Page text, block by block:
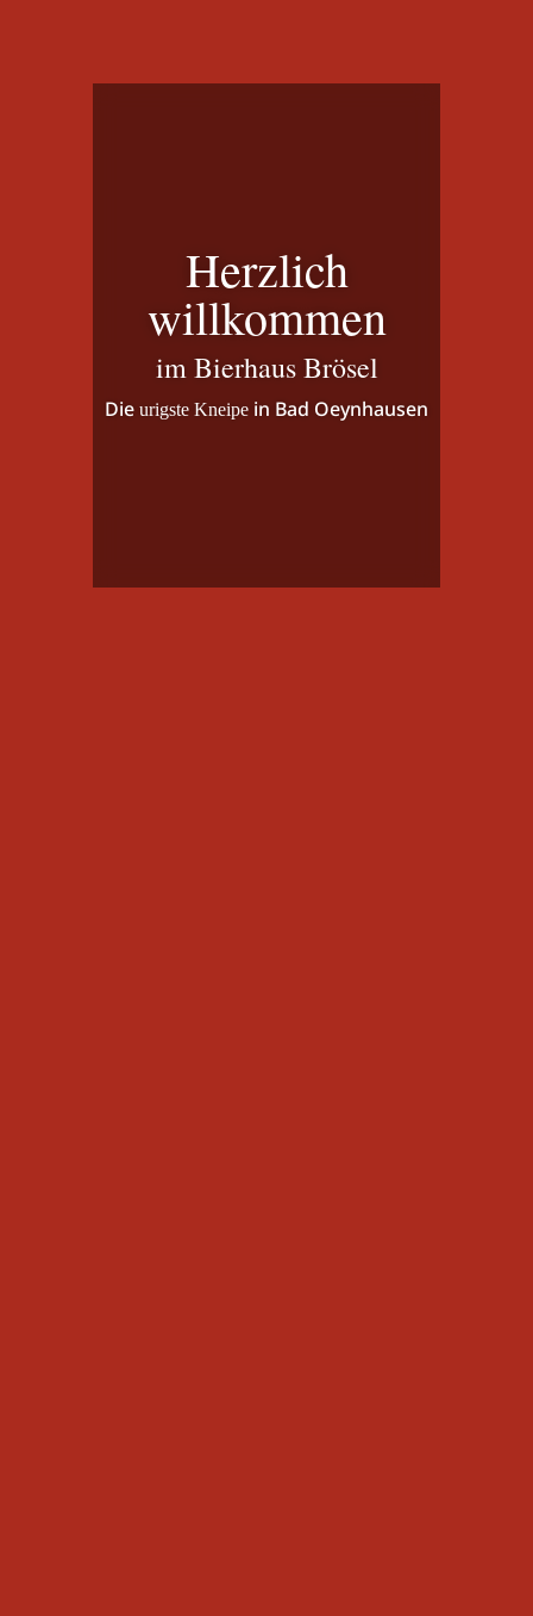
Herzlich
willkommen
im Bierhaus Brösel
Die urigste Kneipe in Bad Oeynhausen